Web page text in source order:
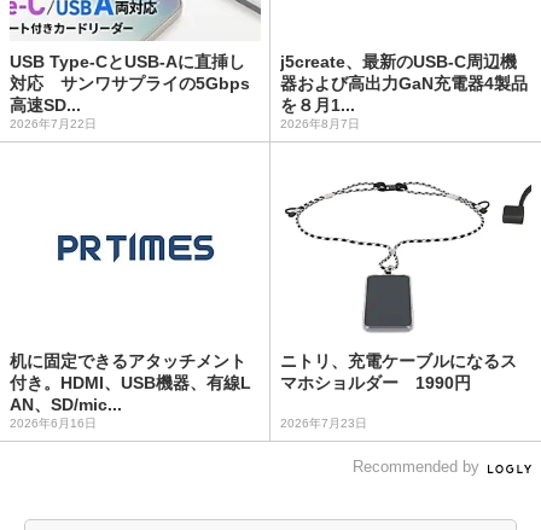
USB Type-CとUSB-Aに直挿し
対応 サンワサプライの5Gbps
高速SD...
2026年7月22日
j5create、最新のUSB-C周辺機
器および高出力GaN充電器4製品
を８月1...
2026年8月7日
机に固定できるアタッチメント
付き。HDMI、USB機器、有線L
AN、SD/mic...
2026年6月16日
ニトリ、充電ケーブルになるス
マホショルダー 1990円
2026年7月23日
Recommended by